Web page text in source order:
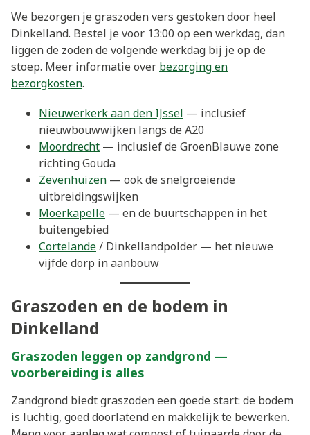
We bezorgen je graszoden vers gestoken door heel
Dinkelland. Bestel je voor 13:00 op een werkdag, dan
liggen de zoden de volgende werkdag bij je op de
stoep. Meer informatie over bezorging en
bezorgkosten.
Nieuwerkerk aan den IJssel — inclusief
nieuwbouwwijken langs de A20
Moordrecht — inclusief de GroenBlauwe zone
richting Gouda
Zevenhuizen — ook de snelgroeiende
uitbreidingswijken
Moerkapelle — en de buurtschappen in het
buitengebied
Cortelande/ Dinkellandpolder — het nieuwe
vijfde dorp in aanbouw
Graszoden en de bodem in
Dinkelland
Graszoden leggen op zandgrond —
voorbereiding is alles
Zandgrond biedt graszoden een goede start: de bodem
is luchtig, goed doorlatend en makkelijk te bewerken.